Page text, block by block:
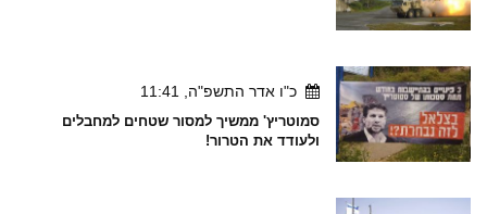
כ"ו אדר התשפ"ה, 11:41
סמוטריץ' ממשיך למסור שטחים למחבלים
ולעודד את הטרור!